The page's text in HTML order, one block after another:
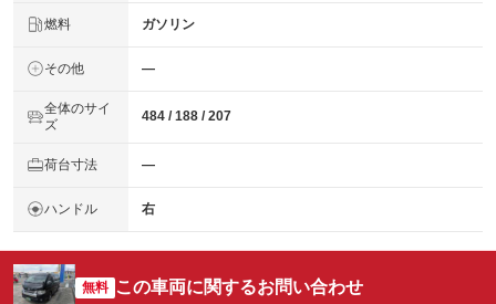
燃料 ガソリン
その他 ―
全体のサイ
ズ
484 / 188 / 207
荷台寸法 ―
ハンドル 右
無料 この車両に関するお問い合わせ